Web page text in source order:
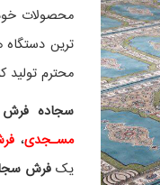
محصولات
ترین
محترم تولید
سجاده فرش
مسـجدی،
یکفرش